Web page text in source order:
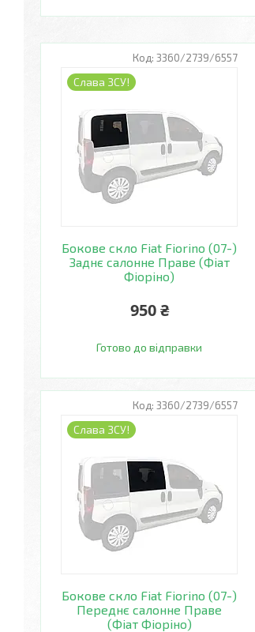
3360/2739/6557
Слава ЗСУ!
Бокове скло Fiat Fiorino (07-)
Заднє салонне Праве (Фіат
Фіоріно)
950 ₴
Готово до відправки
3360/2739/6557
Слава ЗСУ!
Бокове скло Fiat Fiorino (07-)
Переднє салонне Праве
(Фіат Фіоріно)